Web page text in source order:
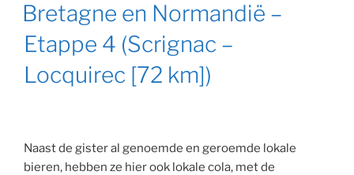
OP
Bretagne en Normandië –
Etappe 4 (Scrignac –
Locquirec [72 km])
Naast de gister al genoemde en geroemde lokale
bieren, hebben ze hier ook lokale cola, met de